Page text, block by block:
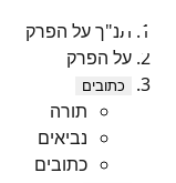
תנ"ך על הפרק
על הפרק
כתובים
תורה
נביאים
כתובים